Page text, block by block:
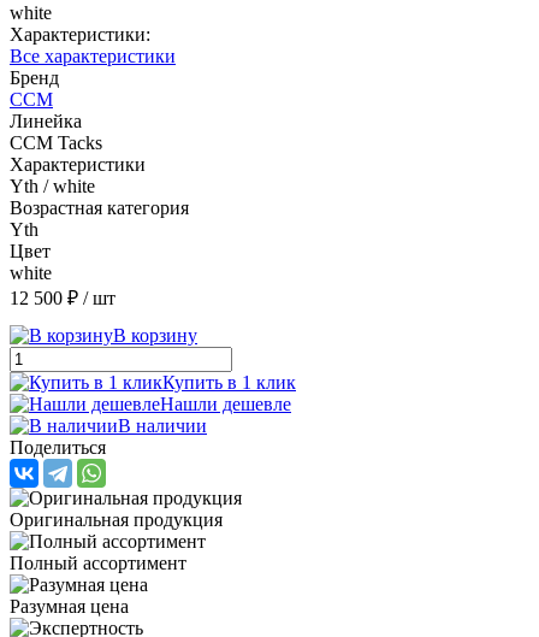
white
Характеристики:
Все характеристики
Бренд
CCM
Линейка
CCM Tacks
Характеристики
Yth / white
Возрастная категория
Yth
Цвет
white
12 500 ₽ / шт
В корзину
Купить в 1 клик
Нашли дешевле
В наличии
Поделиться
Оригинальная продукция
Полный ассортимент
Разумная цена